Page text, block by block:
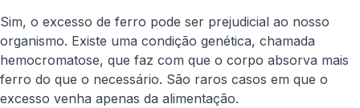
Sim, o excesso de ferro pode ser prejudicial ao nosso
organismo. Existe uma condição genética, chamada
hemocromatose, que faz com que o corpo absorva mais
ferro do que o necessário. São raros casos em que o
excesso venha apenas da alimentação.